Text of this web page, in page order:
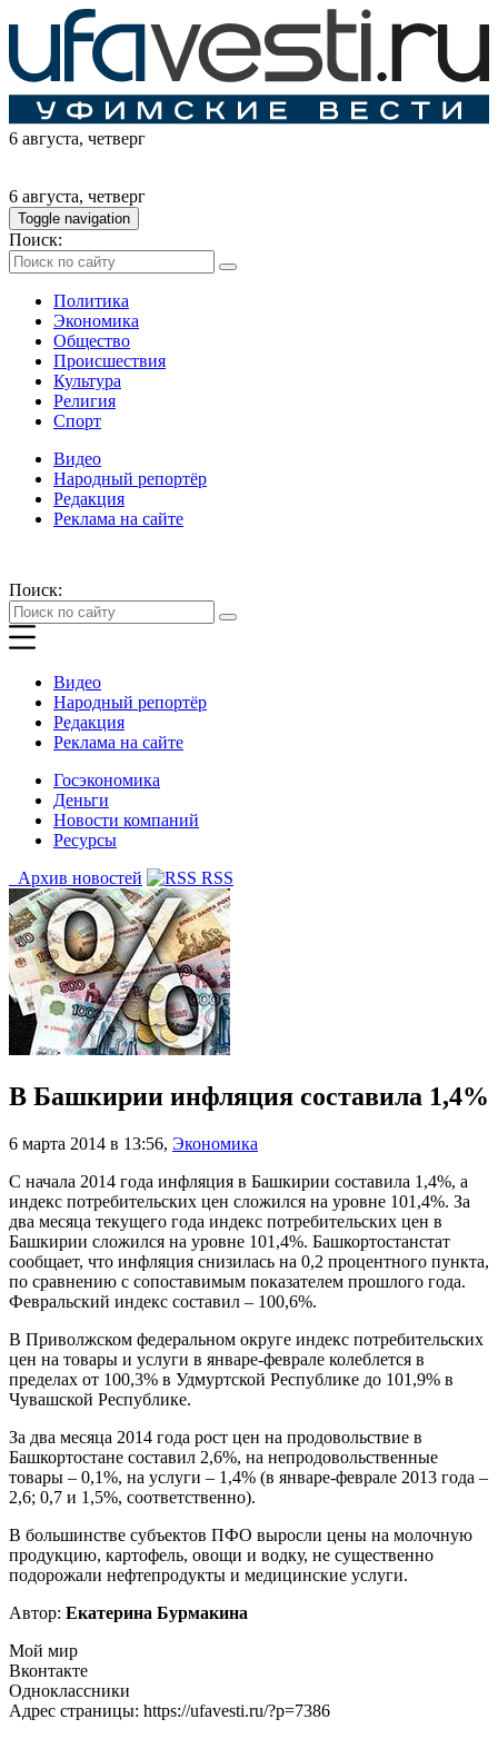
6 августа, четверг
6 августа, четверг
Toggle navigation
Поиск:
Политика
Экономика
Общество
Происшествия
Культура
Религия
Спорт
Видео
Народный репортёр
Редакция
Реклама на сайте
Поиск:
Видео
Народный репортёр
Редакция
Реклама на сайте
Госэкономика
Деньги
Новости компаний
Ресурсы
Архив новостей
RSS
В Башкирии инфляция составила 1,4%
6 марта 2014 в 13:56, Экономика
С начала 2014 года инфляция в Башкирии составила 1,4%, а
индекс потребительских цен сложился на уровне 101,4%. За
два месяца текущего года индекс потребительских цен в
Башкирии сложился на уровне 101,4%. Башкортостанстат
сообщает, что инфляция снизилась на 0,2 процентного пункта,
по сравнению с сопоставимым показателем прошлого года.
Февральский индекс составил – 100,6%.
В Приволжском федеральном округе индекс потребительских
цен на товары и услуги в январе-феврале колеблется в
пределах от 100,3% в Удмуртской Республике до 101,9% в
Чувашской Республике.
За два месяца 2014 года рост цен на продовольствие в
Башкортостане составил 2,6%, на непродовольственные
товары – 0,1%, на услуги – 1,4% (в январе-феврале 2013 года –
2,6; 0,7 и 1,5%, соответственно).
В большинстве субъектов ПФО выросли цены на молочную
продукцию, картофель, овощи и водку, не существенно
подорожали нефтепродукты и медицинские услуги.
Автор: Екатерина Бурмакина
Мой мир
Вконтакте
Одноклассники
Адрес страницы: https://ufavesti.ru/?p=7386